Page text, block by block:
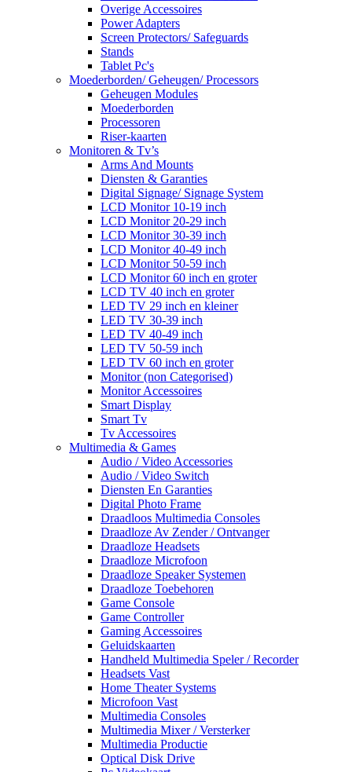
Overige Accessoires
Power Adapters
Screen Protectors/ Safeguards
Stands
Tablet Pc's
Moederborden/ Geheugen/ Processors
Geheugen Modules
Moederborden
Processoren
Riser-kaarten
Monitoren & Tv’s
Arms And Mounts
Diensten & Garanties
Digital Signage/ Signage System
LCD Monitor 10-19 inch
LCD Monitor 20-29 inch
LCD Monitor 30-39 inch
LCD Monitor 40-49 inch
LCD Monitor 50-59 inch
LCD Monitor 60 inch en groter
LCD TV 40 inch en groter
LED TV 29 inch en kleiner
LED TV 30-39 inch
LED TV 40-49 inch
LED TV 50-59 inch
LED TV 60 inch en groter
Monitor (non Categorised)
Monitor Accessoires
Smart Display
Smart Tv
Tv Accessoires
Multimedia & Games
Audio / Video Accessories
Audio / Video Switch
Diensten En Garanties
Digital Photo Frame
Draadloos Multimedia Consoles
Draadloze Av Zender / Ontvanger
Draadloze Headsets
Draadloze Microfoon
Draadloze Speaker Systemen
Draadloze Toebehoren
Game Console
Game Controller
Gaming Accessoires
Geluidskaarten
Handheld Multimedia Speler / Recorder
Headsets Vast
Home Theater Systems
Microfoon Vast
Multimedia Consoles
Multimedia Mixer / Versterker
Multimedia Productie
Optical Disk Drive